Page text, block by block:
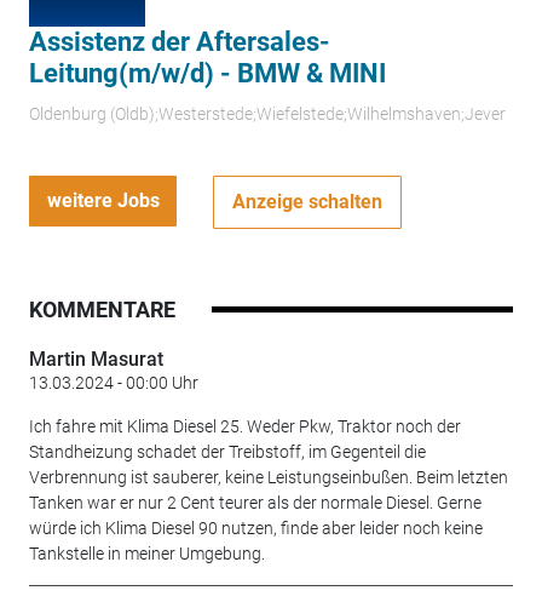
Assistenz der Aftersales-
Leitung(m/w/d) - BMW & MINI
Oldenburg (Oldb);Westerstede;Wiefelstede;Wilhelmshaven;Jever
weitere Jobs Anzeige schalten
KOMMENTARE
Martin Masurat
13.03.2024 - 00:00 Uhr
Ich fahre mit Klima Diesel 25. Weder Pkw, Traktor noch der
Standheizung schadet der Treibstoff, im Gegenteil die
Verbrennung ist sauberer, keine Leistungseinbußen. Beim letzten
Tanken war er nur 2 Cent teurer als der normale Diesel. Gerne
würde ich Klima Diesel 90 nutzen, finde aber leider noch keine
Tankstelle in meiner Umgebung.